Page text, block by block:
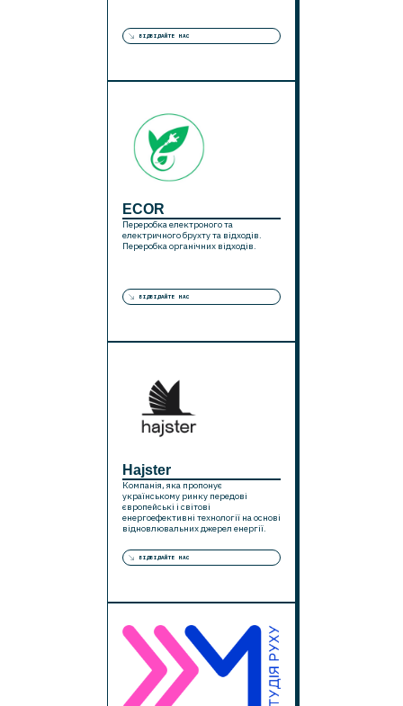
ВІДВІДАЙТЕ НАС
ECOR
Переробка електроного та
електричного брухту та відходів.
Переробка органічних відходів.
ВІДВІДАЙТЕ НАС
Hajster
Компанія, яка пропонує
українському ринку передові
європейські і світові
енергоефективні технології на основі
відновлювальних джерел енергії.
ВІДВІДАЙТЕ НАС